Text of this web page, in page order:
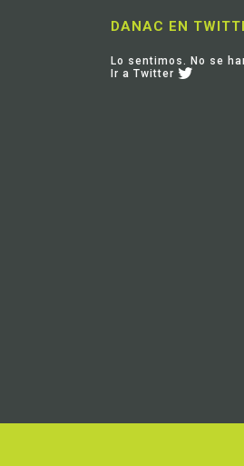
DANAC EN
Lo sentimos. No se
Ir a Twitter